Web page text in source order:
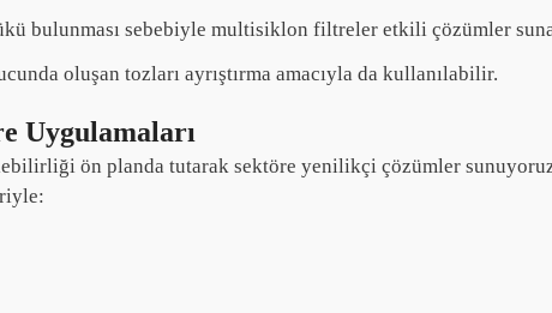
bulunması sebebiyle multisiklon filtreler etkili çözümler
oluşan tozları ayrıştırma amacıyla da kullanılabilir.
Uygulamaları
ön planda tutarak sektöre yenilikçi çözümler